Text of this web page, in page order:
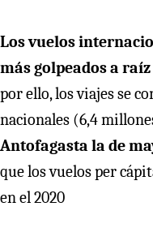
Los vuelos
más golpeados a
por ello, los viajes se
nacionales (6,4
Antofagasta la de
que los vuelos per
en el 2020